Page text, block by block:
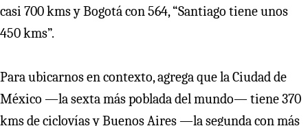
casi 700 kms y Bogotá con 564, “Santiago tiene unos
450 kms”.
Para ubicarnos en contexto, agrega que la Ciudad de
México —la sexta más poblada del mundo— tiene 370
kms de ciclovías y Buenos Aires —la segunda con más